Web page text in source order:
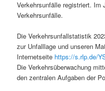
Verkehrsunfälle registriert. Im
Verkehrsunfälle.
Die Verkehrsunfallstatistik
zur Unfalllage und unseren
Internetseite https://s.rlp.de/
Die Verkehrsüberwachung
den zentralen Aufgaben der